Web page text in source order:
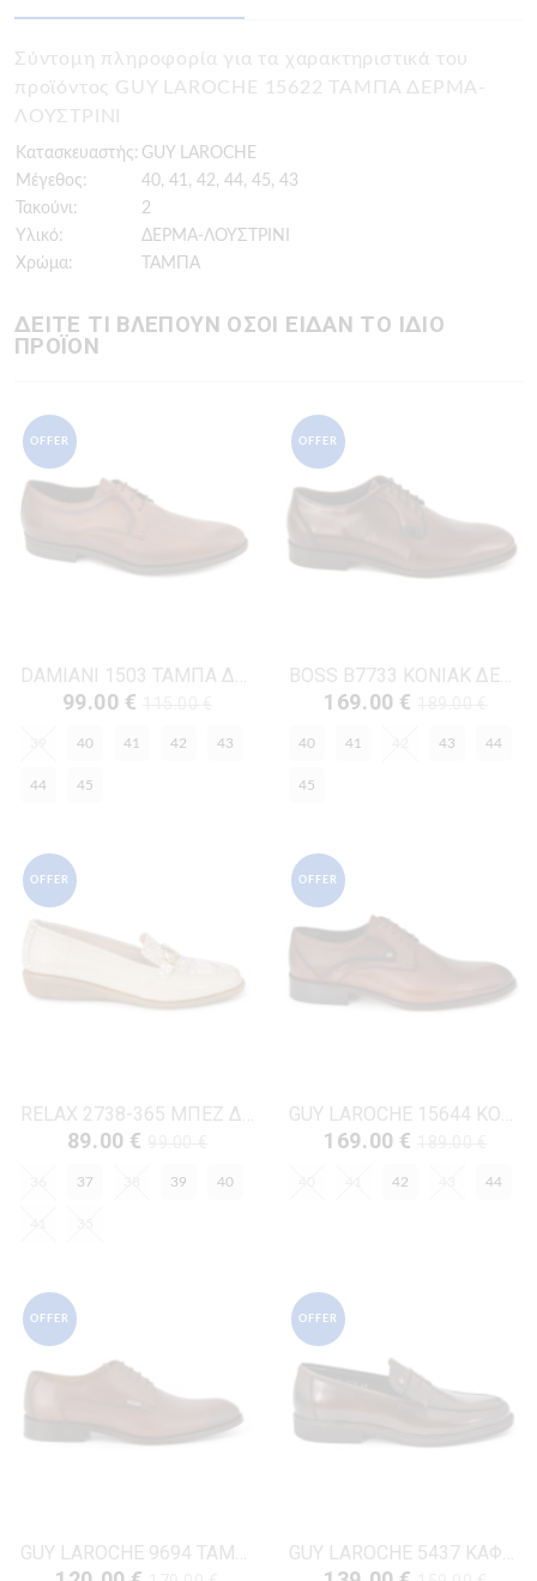
Σύντομη πληροφορία για τα χαρακτηριστικά του
προϊόντος GUY LAROCHE 15622 ΤΑΜΠΑ ΔΕΡΜΑ-
ΛΟΥΣΤΡΙΝΙ
Κατασκευαστής: GUY LAROCHE
Μέγεθος:
40, 41, 42, 44, 45, 43
Τακούνι:
2
Υλικό:
ΔΕΡΜΑ-ΛΟΥΣΤΡΙΝΙ
Χρώμα:
ΤΑΜΠΑ
ΔΕΙΤΕ ΤΙ ΒΛΕΠΟΥΝ ΟΣΟΙ ΕΙΔΑΝ ΤΟ ΙΔΙΟ
ΠΡΟΪΟΝ
OFFER
DAMIANI 1503 ΤΑΜΠΑ ΔΕΡΜΑ
99.00 €
40 41 42 43
44 45
OFFER
BOSS B7733 ΚΟΝΙΑΚ ΔΕΡΜΑ
169.00 €
40 41 43 44
45
OFFER
RELAX 2738-365 ΜΠΕΖ ΔΕΡΜΑ-ΛΟΥΣΤΡΙΝΙ
89.00 €
37 39 40
OFFER
GUY LAROCHE 15644 ΚΟΝΙΑΚ ΔΕΡΜΑ
169.00 €
42 44
OFFER
GUY LAROCHE 9694 ΤΑΜΠΑ ΔΕΡΜΑ-ΛΟΥΣΤΡΙΝΙ
OFFER
GUY LAROCHE 5437 ΚΑΦΕ ΔΕΡΜΑ-ΦΛΩΡΕΝΤΙΚ